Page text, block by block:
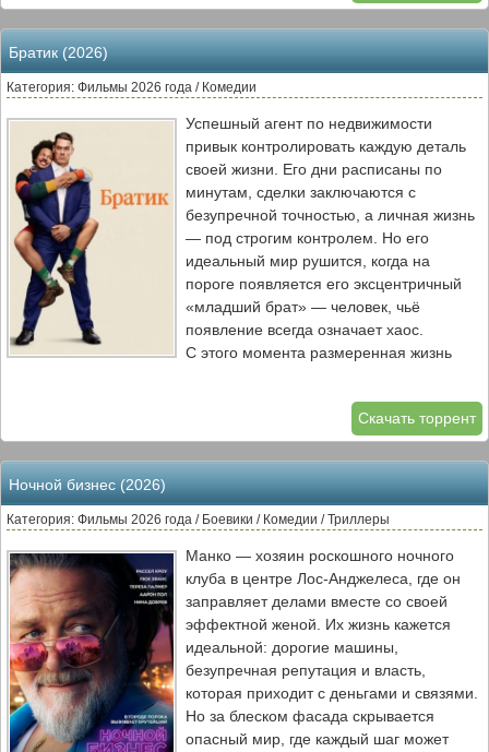
оказываются не просто эффектными и
раскованными, но и готовыми к
переворачивают представления Джо и
Анджелы о нормальных отношениях.
Вопросы, которые они задают, ставят
героев перед выбором: остаться в
безопасной зоне комфорта или рискнуть
и попробовать то, что может либо спасти
их любовь, либо разрушить её
окончательно.
Братик (2026)
Категория: Фильмы 2026 года / Комедии
Успешный агент по недвижимости
привык контролировать каждую деталь
своей жизни. Его дни расписаны по
минутам, сделки заключаются с
безупречной точностью, а личная жизнь
— под строгим контролем. Но его
идеальный мир рушится, когда на
пороге появляется его эксцентричный
«младший брат» — человек, чьё
появление всегда означает хаос.
С этого момента размеренная жизнь
нелепых ситуаций и катастроф. Братик
переворачивает всё с ног на голову: от
рабочих встреч до личных отношений,
втягивая его в абсурдные приключения.
предстоит не только справляться с
выходками родственника, но и
попытаться сохранить свой бизнес и
репутацию.
Скачать торрент
Ночной бизнес (2026)
Категория: Фильмы 2026 года / Боевики / Комедии / Триллеры
Манко — хозяин роскошного ночного
клуба в центре Лос-Анджелеса, где он
заправляет делами вместе со своей
эффектной женой. Их жизнь кажется
идеальной: дорогие машины,
безупречная репутация и власть,
которая приходит с деньгами и связями.
Но за блеском фасада скрывается
опасный мир, где каждый шаг может